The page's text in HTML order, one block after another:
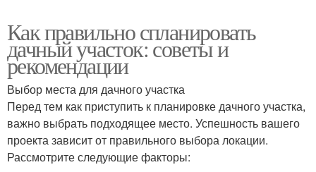
Как правильно спланировать
дачный участок: советы и
рекомендации
Выбор места для дачного участка
Перед тем как приступить к планировке дачного участка,
важно выбрать подходящее место. Успешность вашего
проекта зависит от правильного выбора локации.
Рассмотрите следующие факторы: